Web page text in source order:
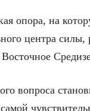
опора, на
центра
вопроса